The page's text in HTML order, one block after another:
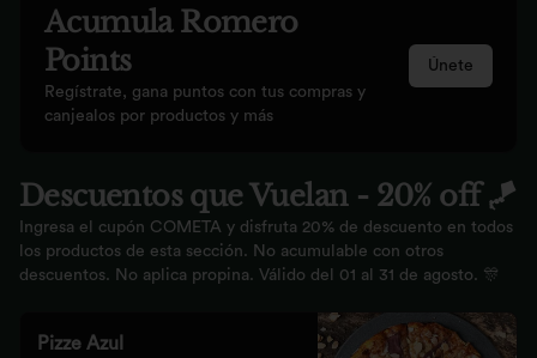
Acumula Romero
Points
Regístrate, gana puntos con tus compras y
canjealos por productos y más
Únete
Descuentos que Vuelan - 20% off 🪁
Ingresa el cupón COMETA y disfruta 20% de descuento en todos
los productos de esta sección. No acumulable con otros
descuentos. No aplica propina. Válido del 01 al 31 de agosto. 🎊
Pizze Azul